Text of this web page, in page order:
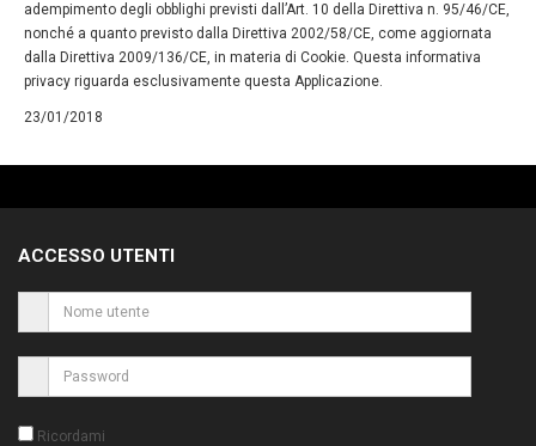
adempimento degli obblighi previsti dall’Art. 10 della Direttiva n. 95/46/CE,
nonché a quanto previsto dalla Direttiva 2002/58/CE, come aggiornata
dalla Direttiva 2009/136/CE, in materia di Cookie. Questa informativa
privacy riguarda esclusivamente questa Applicazione.
23/01/2018
ACCESSO UTENTI
Ricordami